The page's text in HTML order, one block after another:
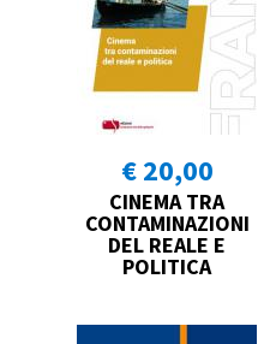
€ 20,00
CINEMA TRA
CONTAMINAZIONI
DEL REALE E
POLITICA